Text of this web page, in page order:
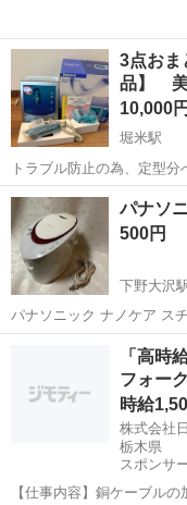
3点おまとめ
品】 美
10,000円
堀米駅
トラブル防止の為、定型分への
め買いが絶対にお得！
とリンクルマスク(2000円
点1200...
栃木 佐野市 堀米駅
パナソ
500円
下野大沢
パナソニック ナノケア スチーマー EH-
ケア 使わなくなったのでお譲りします 動作確認済 何回か連続使用す
ると止まってしまい 電源
下野
「高時
フォー
時給
株式会社
栃木県
スポンサ
【仕事内容】銅ケーブル